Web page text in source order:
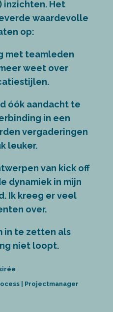
inzichten. Het
waardevolle
op:
met teamleden
weet over
óók aandacht te
in een
vergaderingen
leuker.
van kick off
dynamiek in mijn
Ik kreeg er veel
over.
in te zetten als
niet loopt.
| Projectmanager